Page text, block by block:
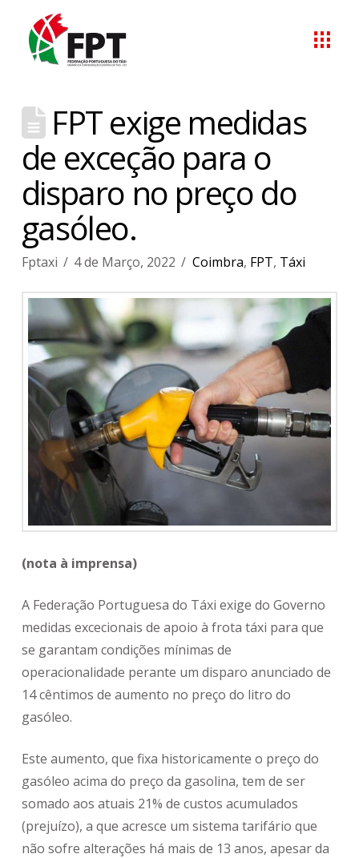
FPT exige medidas
de exceção para o
disparo no preço do
gasóleo.
Fptaxi 4 de Março, 2022 Coimbra, FPT, Táxi
(nota à imprensa)
A Federação Portuguesa do Táxi exige do Governo
medidas excecionais de apoio à frota táxi para que
se garantam condições mínimas de
operacionalidade perante um disparo anunciado de
14 cêntimos de aumento no preço do litro do
gasóleo.
Este aumento, que fixa historicamente o preço do
gasóleo acima do preço da gasolina, tem de ser
somado aos atuais 21% de custos acumulados
(prejuízo), a que acresce um sistema tarifário que
não sofre alterações há mais de 13 anos, apesar da